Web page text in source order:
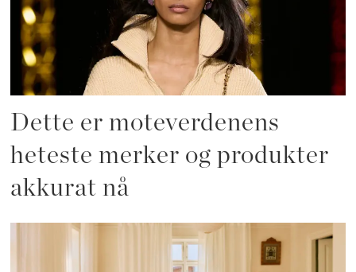
Dette er moteverdenens
heteste merker og produkter
akkurat nå